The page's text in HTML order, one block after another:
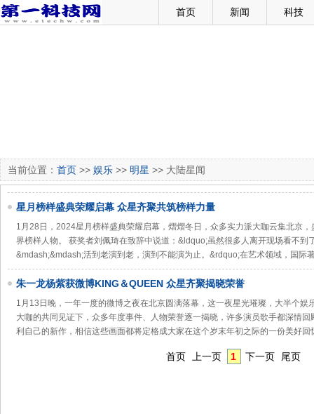
首页 新闻 科技
当前位置： 首页 >> 娱乐 >> 明星 >> 大陆星闻
星月榜样盛典荣耀启幕 众星齐聚共筑榜样力量
1月28日，2024星月榜样盛典荣耀启幕，熠熠冬日，众多实力派大咖云集北京
界榜样人物。 获奖者刘佩琦在致辞中说道：&ldquo;虽然很多人离开现场看不到
&mdash;&mdash;活到老演到老，演到不能演为止。&rdquo;在艺术领域，国际
朱一龙杨紫获微博KING＆QUEEN 众星齐聚揭晓荣誉
1月13日晚，一年一度的微博之夜在北京圆满落幕，这一夜星光璀璨，大半个娱
大咖的共同见证下，众多年度事件、人物荣誉逐一揭晓，许多演员歌手都深情
利自己的新作，相信这些画面都将定格成大家在这个岁末年初之际的一份美好回
首页 上一页 1 下一页 尾页